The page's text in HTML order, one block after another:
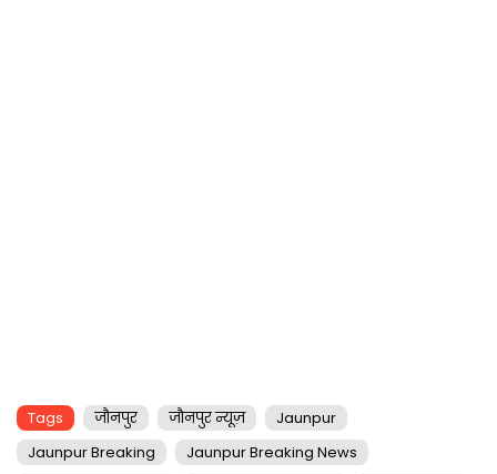
Tags जौनपुर जौनपुर न्यूज़
Jaunpur
Jaunpur Breaking
Jaunpur Breaking News